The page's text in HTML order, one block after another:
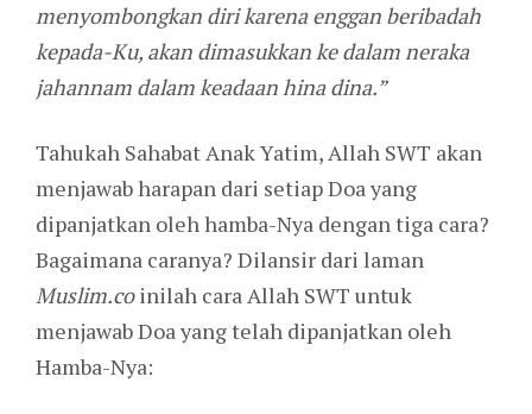
menyombongkan diri karena enggan beribadah
kepada-Ku, akan dimasukkan ke dalam neraka
jahannam dalam keadaan hina dina.”
Tahukah Sahabat Anak Yatim, Allah SWT akan
menjawab harapan dari setiap Doa yang
dipanjatkan oleh hamba-Nya dengan tiga cara?
Bagaimana caranya? Dilansir dari laman
Muslim.coinilah cara Allah SWT untuk
menjawab Doa yang telah dipanjatkan oleh
Hamba-Nya: